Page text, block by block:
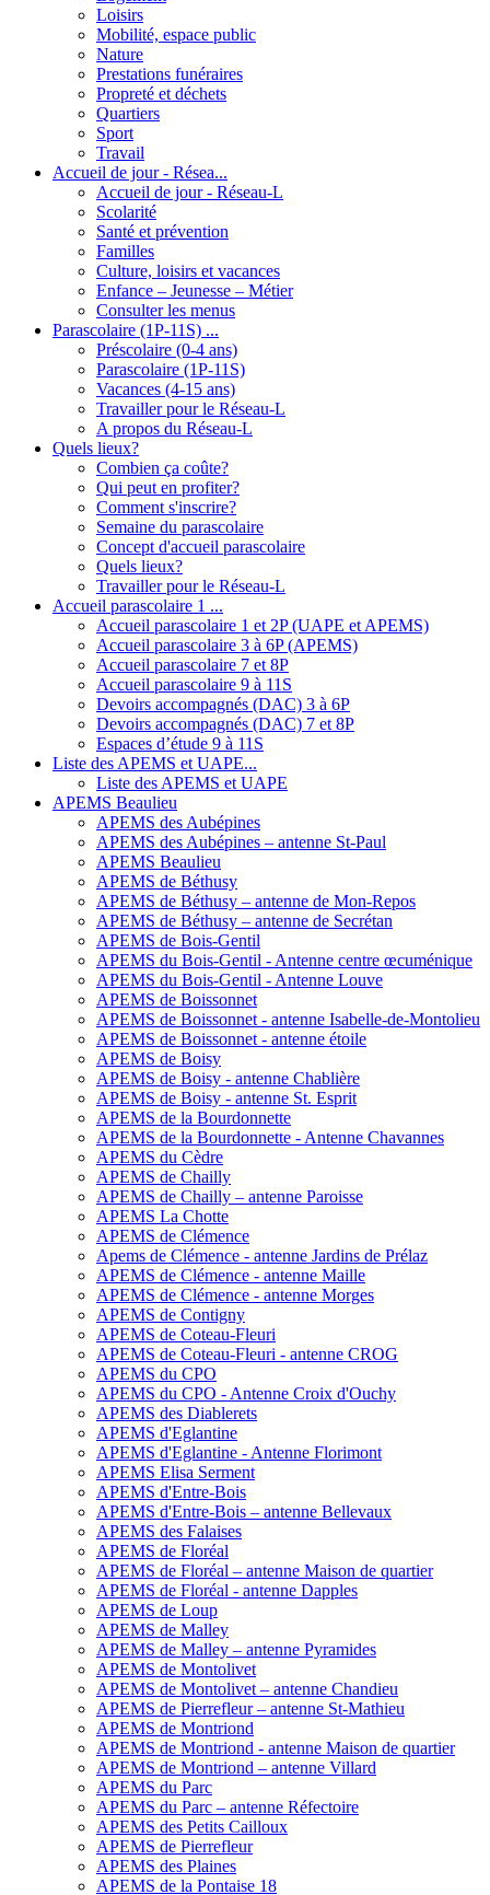
Loisirs
Mobilité, espace public
Nature
Prestations funéraires
Propreté et déchets
Quartiers
Sport
Travail
Accueil de jour - Résea...
Accueil de jour - Réseau-L
Scolarité
Santé et prévention
Familles
Culture, loisirs et vacances
Enfance – Jeunesse – Métier
Consulter les menus
Parascolaire (1P-11S) ...
Préscolaire (0-4 ans)
Parascolaire (1P-11S)
Vacances (4-15 ans)
Travailler pour le Réseau-L
A propos du Réseau-L
Quels lieux?
Combien ça coûte?
Qui peut en profiter?
Comment s'inscrire?
Semaine du parascolaire
Concept d'accueil parascolaire
Quels lieux?
Travailler pour le Réseau-L
Accueil parascolaire 1 ...
Accueil parascolaire 1 et 2P (UAPE et APEMS)
Accueil parascolaire 3 à 6P (APEMS)
Accueil parascolaire 7 et 8P
Accueil parascolaire 9 à 11S
Devoirs accompagnés (DAC) 3 à 6P
Devoirs accompagnés (DAC) 7 et 8P
Espaces d’étude 9 à 11S
Liste des APEMS et UAPE...
Liste des APEMS et UAPE
APEMS Beaulieu
APEMS des Aubépines
APEMS des Aubépines – antenne St-Paul
APEMS Beaulieu
APEMS de Béthusy
APEMS de Béthusy – antenne de Mon-Repos
APEMS de Béthusy – antenne de Secrétan
APEMS de Bois-Gentil
APEMS du Bois-Gentil - Antenne centre œcuménique
APEMS du Bois-Gentil - Antenne Louve
APEMS de Boissonnet
APEMS de Boissonnet - antenne Isabelle-de-Montolieu
APEMS de Boissonnet - antenne étoile
APEMS de Boisy
APEMS de Boisy - antenne Chablière
APEMS de Boisy - antenne St. Esprit
APEMS de la Bourdonnette
APEMS de la Bourdonnette - Antenne Chavannes
APEMS du Cèdre
APEMS de Chailly
APEMS de Chailly – antenne Paroisse
APEMS La Chotte
APEMS de Clémence
Apems de Clémence - antenne Jardins de Prélaz
APEMS de Clémence - antenne Maille
APEMS de Clémence - antenne Morges
APEMS de Contigny
APEMS de Coteau-Fleuri
APEMS de Coteau-Fleuri - antenne CROG
APEMS du CPO
APEMS du CPO - Antenne Croix d'Ouchy
APEMS des Diablerets
APEMS d'Eglantine
APEMS d'Eglantine - Antenne Florimont
APEMS Elisa Serment
APEMS d'Entre-Bois
APEMS d'Entre-Bois – antenne Bellevaux
APEMS des Falaises
APEMS de Floréal
APEMS de Floréal – antenne Maison de quartier
APEMS de Floréal - antenne Dapples
APEMS de Loup
APEMS de Malley
APEMS de Malley – antenne Pyramides
APEMS de Montolivet
APEMS de Montolivet – antenne Chandieu
APEMS de Pierrefleur – antenne St-Mathieu
APEMS de Montriond
APEMS de Montriond - antenne Maison de quartier
APEMS de Montriond – antenne Villard
APEMS du Parc
APEMS du Parc – antenne Réfectoire
APEMS des Petits Cailloux
APEMS de Pierrefleur
APEMS des Plaines
APEMS de la Pontaise 18